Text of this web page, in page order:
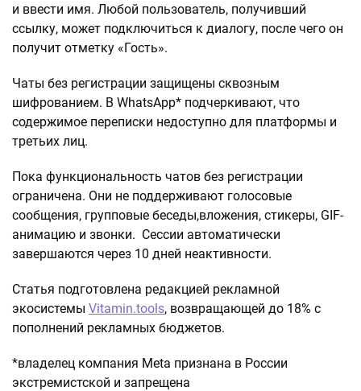
и ввести имя. Любой пользователь, получивший
ссылку, может подключиться к диалогу, после чего он
получит отметку «Гость».
Чаты без регистрации защищены сквозным
шифрованием. В WhatsApp* подчеркивают, что
содержимое переписки недоступно для платформы и
третьих лиц.
Пока функциональность чатов без регистрации
ограничена. Они не поддерживают голосовые
сообщения, групповые беседы,вложения, стикеры, GIF-
анимацию и звонки. Сессии автоматически
завершаются через 10 дней неактивности.
Статья подготовлена редакцией рекламной
экосистемы Vitamin.tools, возвращающей до 18% с
пополнений рекламных бюджетов.
*владелец компания Meta признана в России
экстремистской и запрещена